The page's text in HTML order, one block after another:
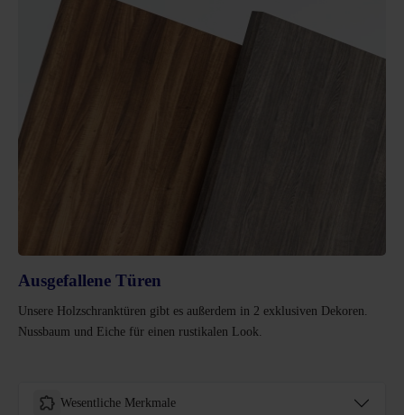
Ausgefallene Türen
Unsere Holzschranktüren gibt es außerdem in 2 exklusiven Dekoren.
Nussbaum und Eiche für einen rustikalen Look.
Wesentliche Merkmale